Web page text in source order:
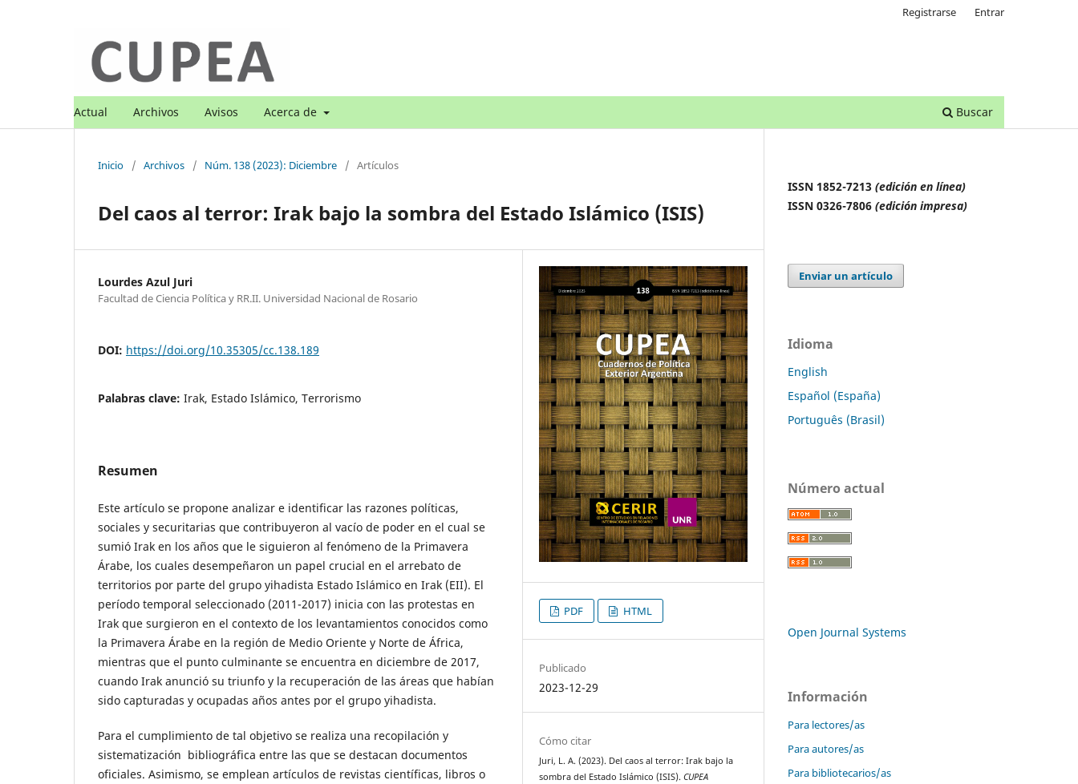
Actual Archivos Avisos Acerca de Buscar
Registrarse Entrar
Inicio / Archivos / Núm. 138 (2023): Diciembre / Artículos
Del caos al terror: Irak bajo la sombra del Estado Islámico (ISIS)
Lourdes Azul Juri
Facultad de Ciencia Política y RR.II. Universidad Nacional de Rosario
DOI: https://doi.org/10.35305/cc.138.189
Palabras clave: Irak, Estado Islámico, Terrorismo
Resumen
Este artículo se propone analizar e identificar las razones políticas,
sociales y securitarias que contribuyeron al vacío de poder en el cual se
sumió Irak en los años que le siguieron al fenómeno de la Primavera
Árabe, los cuales desempeñaron un papel crucial en el arrebato de
territorios por parte del grupo yihadista Estado Islámico en Irak (EII). El
período temporal seleccionado (2011-2017) inicia con las protestas en
Irak que surgieron en el contexto de los levantamientos conocidos como
la Primavera Árabe en la región de Medio Oriente y Norte de África,
mientras que el punto culminante se encuentra en diciembre de 2017,
cuando Irak anunció su triunfo y la recuperación de las áreas que habían
sido capturadas y ocupadas años antes por el grupo yihadista.
Para el cumplimiento de tal objetivo se realiza una recopilación y
sistematización bibliográfica entre las que se destacan documentos
oficiales. Asimismo, se emplean artículos de revistas científicas, libros o
PDF HTML
Publicado
2023-12-29
Cómo citar
Juri, L. A. (2023). Del caos al terror: Irak bajo la
sombra del Estado Islámico (ISIS).CUPEA
ISSN 1852-7213 (edición en línea)
ISSN 0326-7806 (edición impresa)
Enviar un artículo
Idioma
English
Español (España)
Português (Brasil)
Número actual
Open Journal Systems
Información
Para lectores/as
Para autores/as
Para bibliotecarios/as